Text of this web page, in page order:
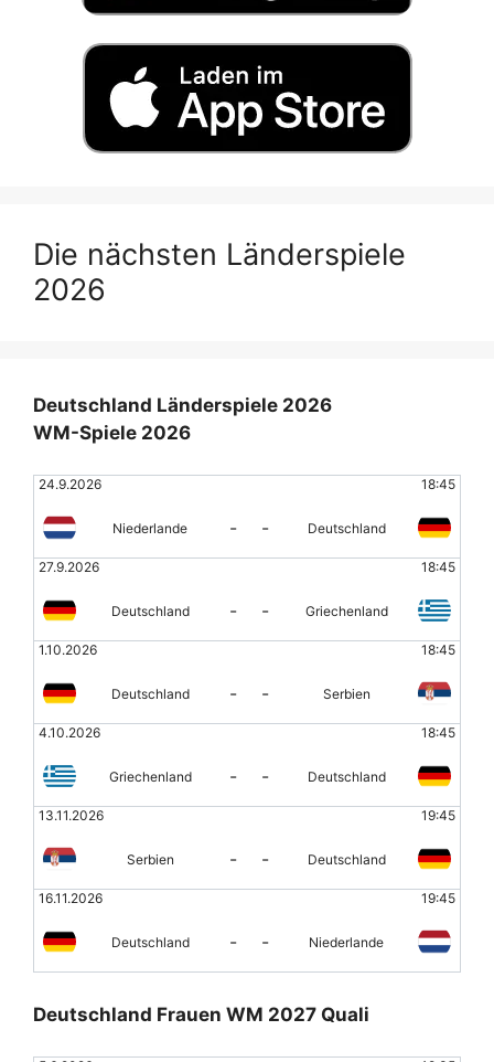
Die nächsten Länderspiele
2026
Deutschland Länderspiele 2026
WM-Spiele 2026
24.9.2026 18:45
Niederlande - - Deutschland
27.9.2026 18:45
Deutschland - - Griechenland
1.10.2026 18:45
Deutschland - - Serbien
4.10.2026 18:45
Griechenland - - Deutschland
13.11.2026 19:45
Serbien - - Deutschland
16.11.2026 19:45
Deutschland - - Niederlande
Deutschland Frauen WM 2027 Quali